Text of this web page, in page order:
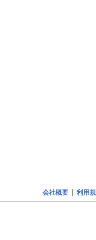
会社概要 利用